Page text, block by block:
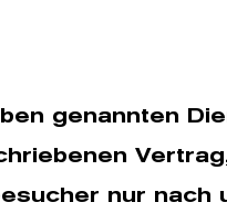
genannten
nur nach